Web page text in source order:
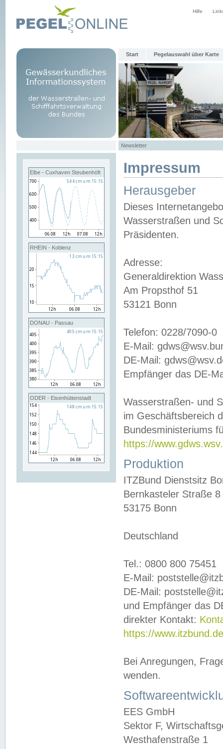
Hilfe
Start Pegelauswahl über Karte
Newsletter
Elbe - Cuxhaven Steubenhöft
RHEIN - Koblenz
DONAU - Passau
ODER - Eisenhüttenstadt
Impressum
Herausgeber
Dieses
Wasserstraßen und
Präsidenten.
Adresse:
Generaldirektion
Am Propsthof 51
53121 Bonn
Telefon: 0228/7090-0
E-Mail:
DE-Mail:
Empfänger das DE-
Wasserstraßen- und
im Geschäftsbereich
Bundesministeriums
https://
Produktion
ITZBund Dienstsitz
Bernkasteler Straße 8
53175 Bonn
Deutschland
Tel.: 0800 800 75451
E-Mail:
DE-Mail:
und Empfänger das
direkter Kontakt:
https://
Bei Anregungen,
wenden.
EES GmbH
Sektor F,
Westhafenstraße 1